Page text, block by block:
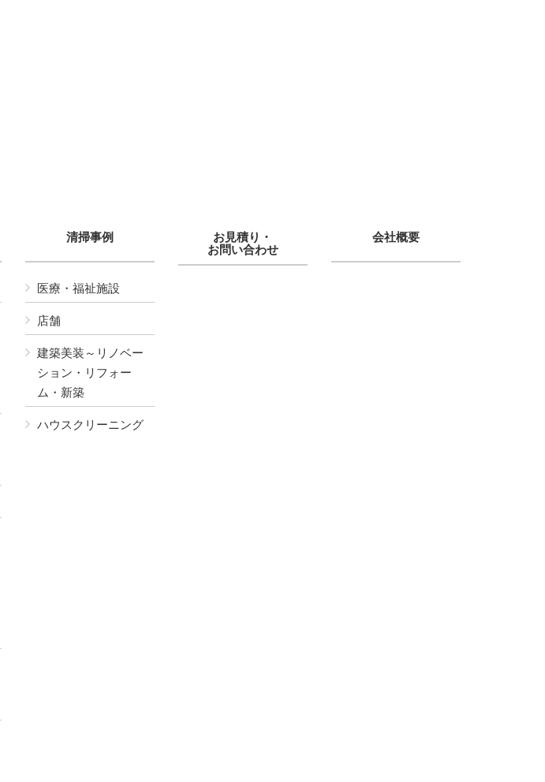
清掃事例
医療・福祉施設
店舗
建築美装～リノベー
ション・リフォー
ム・新築
ハウスクリーニング
お見積り・
お問い合わせ
会社概要